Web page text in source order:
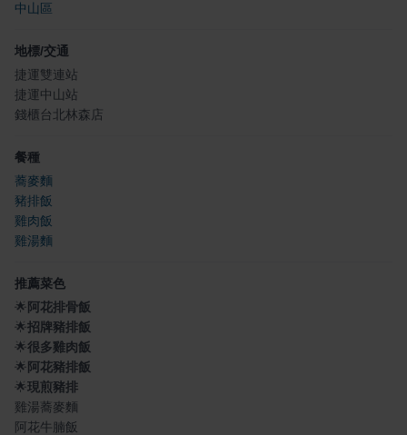
中山區
地標/交通
捷運雙連站
捷運中山站
錢櫃台北林森店
餐種
蕎麥麵
豬排飯
雞肉飯
雞湯麵
推薦菜色
🌟阿花排骨飯
🌟招牌豬排飯
🌟很多雞肉飯
🌟阿花豬排飯
🌟現煎豬排
雞湯蕎麥麵
阿花牛腩飯